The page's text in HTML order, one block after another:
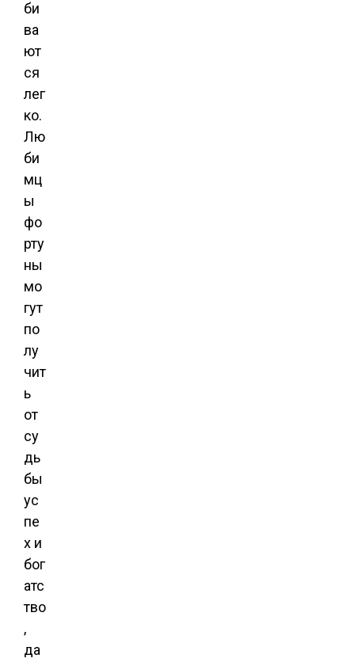
би
ва
ют
ся
лег
ко.
Лю
би
мц
ы
фо
рту
ны
мо
гут
по
лу
чит
ь
от
су
дь
бы
ус
пе
х и
бог
атс
тво
,
да